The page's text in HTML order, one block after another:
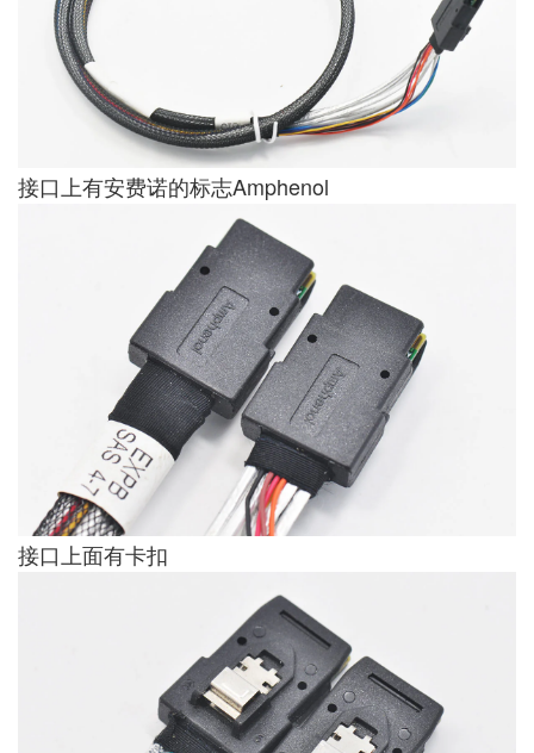
接口上有安费诺的标志Amphenol
接口上面有卡扣